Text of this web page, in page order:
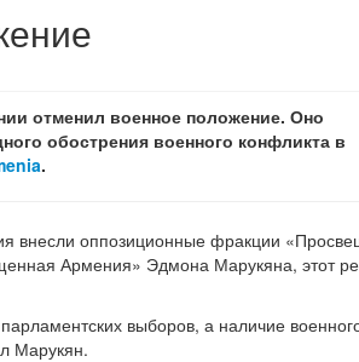
отменил военное положение. Оно
обострения военного конфликта в
.
внесли оппозиционные фракции
Армения» Эдмона Марукяна, этот
выборов, а наличие
Марукян.